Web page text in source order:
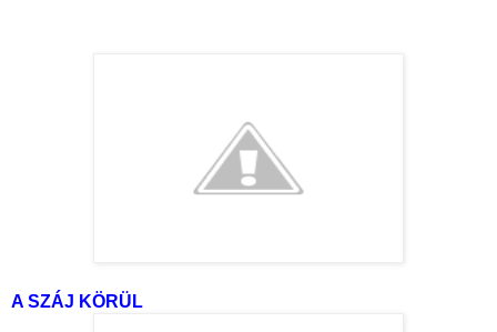
A SZÁJ KÖRÜL